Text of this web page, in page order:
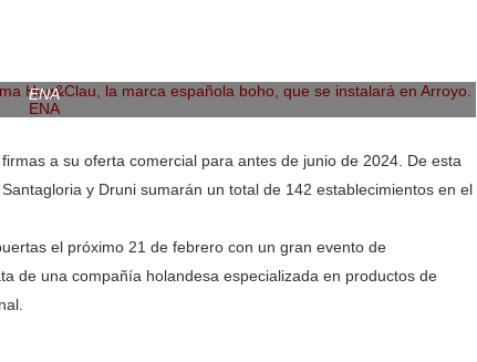
ENA
a su oferta comercial para antes de junio de 2024. De esta
y Druni sumarán un total de 142 establecimientos en el
el próximo 21 de febrero con un gran evento de
de una compañía holandesa especializada en productos de